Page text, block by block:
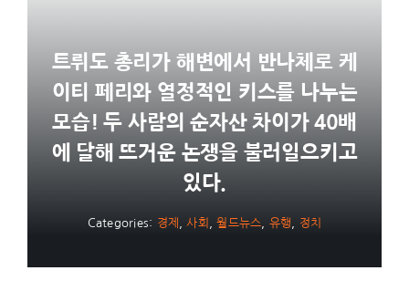
트뤼도 총리가 해변에서 반나체로 케
이티 페리와 열정적인 키스를 나누는
모습! 두 사람의 순자산 차이가 40배
에 달해 뜨거운 논쟁을 불러일으키고
있다.
Categories: 경제 ,사회 ,월드뉴스 유행 정치